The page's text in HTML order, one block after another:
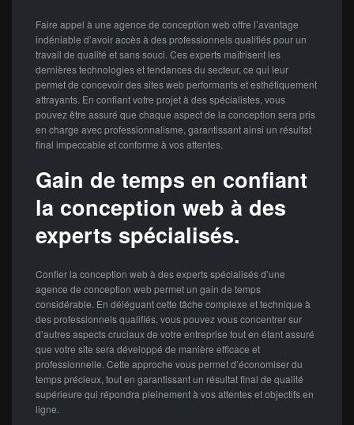
Faire appel à une agence de conception web offre l’avantage
indéniable d’avoir accès à des professionnels qualifiés pour un
travail de qualité et sans souci. Ces experts maîtrisent les
dernières technologies et tendances du secteur, ce qui leur
permet de concevoir des sites web performants et esthétiquement
attrayants. En confiant votre projet à des spécialistes, vous
pouvez être assuré que chaque aspect de la conception sera pris
en charge avec professionnalisme, garantissant ainsi un résultat
final impeccable et conforme à vos attentes.
Gain de temps en confiant
la conception web à des
experts spécialisés.
Confier la conception web à des experts spécialisés d’une
agence de conception web permet un gain de temps
considérable. En déléguant cette tâche complexe et technique à
des professionnels qualifiés, vous pouvez vous concentrer sur
d’autres aspects cruciaux de votre entreprise tout en étant assuré
que votre site sera développé de manière efficace et
professionnelle. Cette approche vous permet d’économiser du
temps précieux, tout en garantissant un résultat final de qualité
supérieure qui répondra pleinement à vos attentes et objectifs en
ligne.